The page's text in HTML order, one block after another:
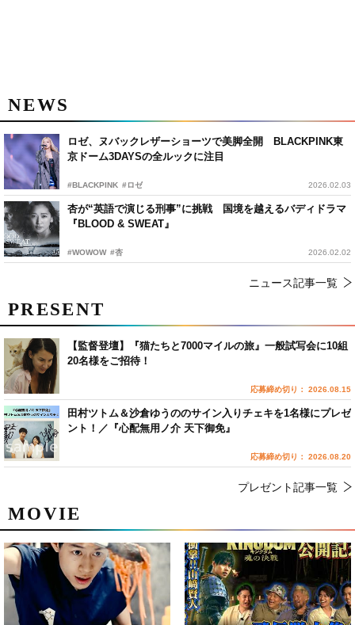
NEWS
ロゼ、ヌバックレザーショーツで美脚全開 BLACKPINK東
京ドーム3DAYSの全ルックに注目
#BLACKPINK #ロゼ 2026.02.03
杏が“英語で演じる刑事”に挑戦 国境を越えるバディドラマ
『BLOOD & SWEAT』
#WOWOW #杏 2026.02.02
ニュース記事一覧
MOVIE
PRESENT
【監督登壇】『猫たちと7000マイルの旅』一般試写会に10組
20名様をご招待！
応募締め切り： 2026.08.15
田村ツトム＆沙倉ゆうののサイン入りチェキを1名様にプレゼ
ント！／『心配無用ノ介 天下御免』
応募締め切り： 2026.08.20
プレゼント記事一覧